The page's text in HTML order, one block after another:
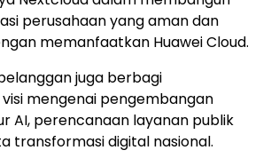
perusahaan yang aman dan
memanfaatkan Huawei Cloud.
juga berbagi
mengenai pengembangan
AI, perencanaan layanan publik
transformasi digital nasional.